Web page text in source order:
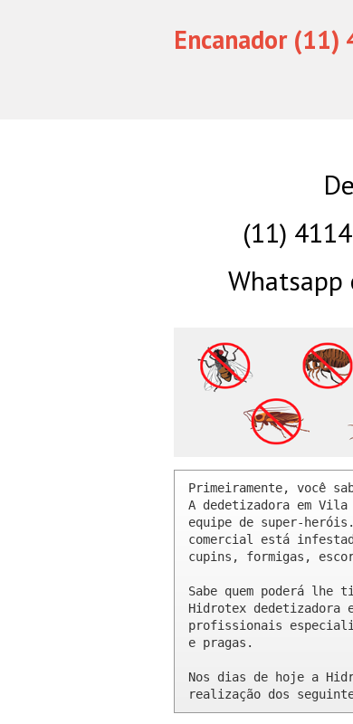
Encanador
(11)
Primeiramente, você
A dedetizadora em Vila
equipe de super-
comercial está
cupins, formigas,
Sabe quem poderá lhe
Hidrotex dedetizadora
profissionais
e pragas.
Nos dias de hoje a
realização dos